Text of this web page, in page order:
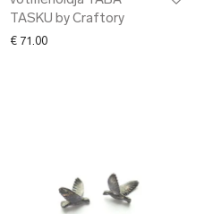
through € 75.00
TASKU by Craftory
€ 71.00